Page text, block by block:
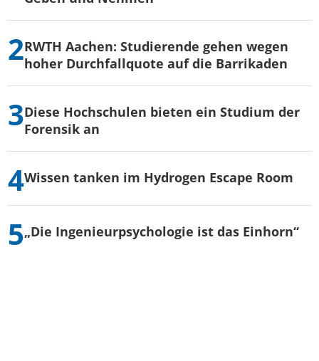
RWTH Aachen: Studierende gehen wegen
hoher Durchfallquote auf die Barrikaden
Diese Hochschulen bieten ein Studium der
Forensik an
Wissen tanken im Hydrogen Escape Room
„Die Ingenieurpsychologie ist das Einhorn“